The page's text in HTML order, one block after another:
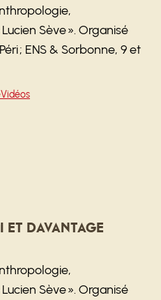
Sève ». Organisé
; ENS & Sorbonne, 9 et
Vidéos
et davantage
Sève ». Organisé